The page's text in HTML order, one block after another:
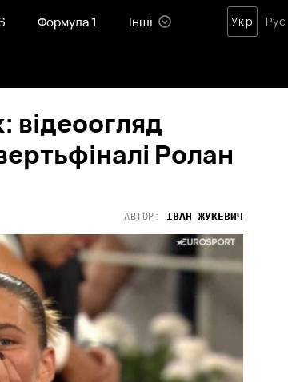
Формула 1 Інші Укр Рус
відеоогляд
Ролан
АВТОР: ІВАН ЖУКЕВИЧ